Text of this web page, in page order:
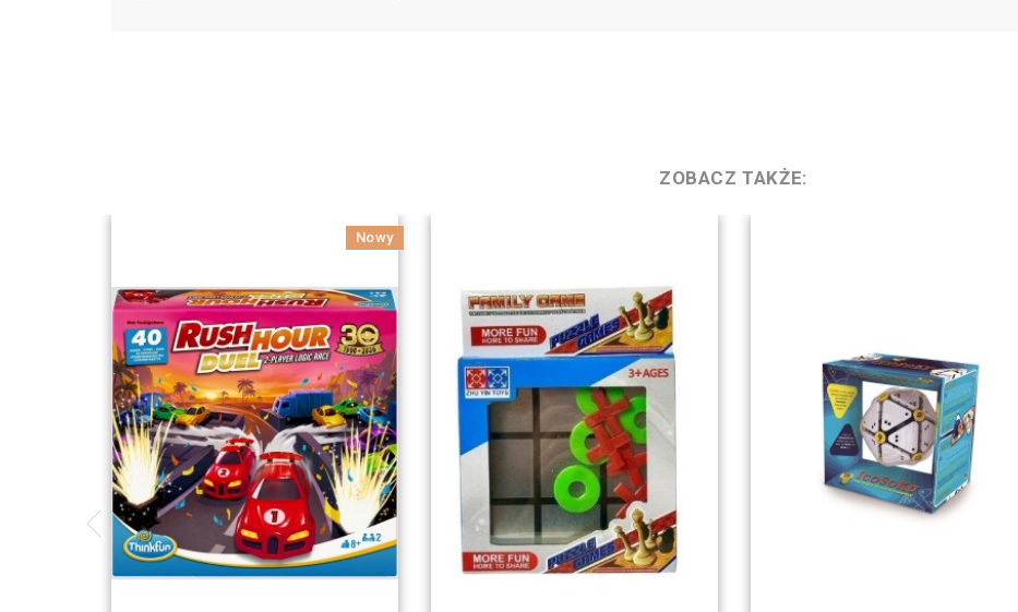
ZOBACZ TAKŻE:
Nowy